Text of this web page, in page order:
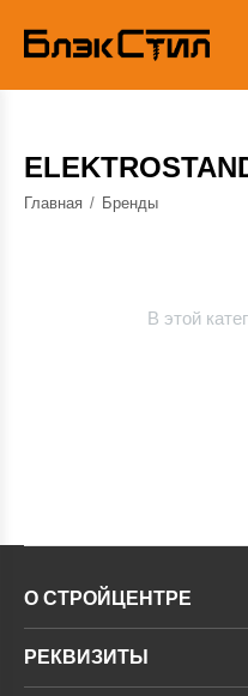
Главная / Бренды
В этой
О СТРОЙЦЕНТРЕ
РЕКВИЗИТЫ